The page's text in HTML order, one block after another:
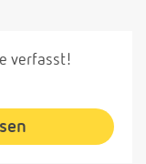
verfasst!